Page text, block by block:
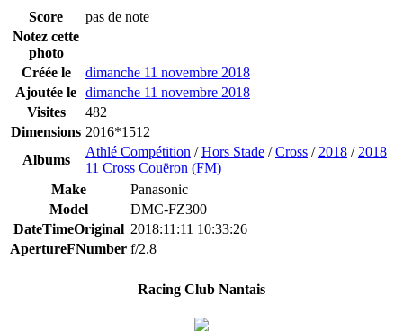
Score
pas de note
Notez cette
photo
Créée le
dimanche 11 novembre 2018
Ajoutée le dimanche 11 novembre 2018
Visites
482
Dimensions 2016*1512
Albums
Athlé Compétition /Hors Stade /Cross / 2018 / 2018
11 Cross Couëron (FM)
Make
Panasonic
Model
DMC-FZ300
DateTimeOriginal 2018:11:11 10:33:26
ApertureFNumber f/2.8
Racing Club Nantais